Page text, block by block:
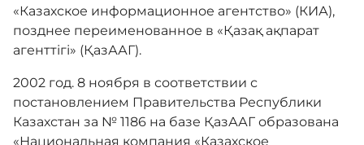
«Казахское информационное агентство» (КИА),
позднее переименованное в «Қазақ ақпарат
агенттігі» (ҚазААГ).
2002 год. 8 ноября в соответствии с
постановлением Правительства Республики
Казахстан за № 1186 на базе ҚазААГ образована
«Национальная компания «Казахское